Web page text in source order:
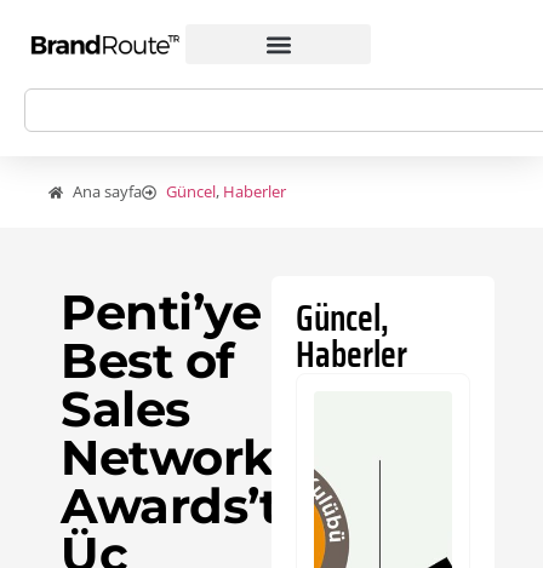
Ana sayfa Güncel, Haberler
Penti’ye
Best of
Sales
Network
Awards’tan
Üç
Güncel,
Haberler